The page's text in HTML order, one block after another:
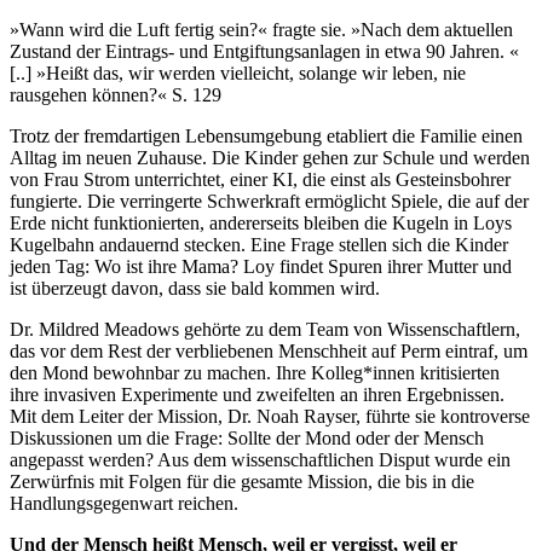
»Wann wird die Luft fertig sein?« fragte sie. »Nach dem aktuellen
Zustand der Eintrags- und Entgiftungsanlagen in etwa 90 Jahren. «
[..] »Heißt das, wir werden vielleicht, solange wir leben, nie
rausgehen können?« S. 129
Trotz der fremdartigen Lebensumgebung etabliert die Familie einen
Alltag im neuen Zuhause. Die Kinder gehen zur Schule und werden
von Frau Strom unterrichtet, einer KI, die einst als Gesteinsbohrer
fungierte. Die verringerte Schwerkraft ermöglicht Spiele, die auf der
Erde nicht funktionierten, andererseits bleiben die Kugeln in Loys
Kugelbahn andauernd stecken. Eine Frage stellen sich die Kinder
jeden Tag: Wo ist ihre Mama? Loy findet Spuren ihrer Mutter und
ist überzeugt davon, dass sie bald kommen wird.
Dr. Mildred Meadows gehörte zu dem Team von Wissenschaftlern,
das vor dem Rest der verbliebenen Menschheit auf Perm eintraf, um
den Mond bewohnbar zu machen. Ihre Kolleg*innen kritisierten
ihre invasiven Experimente und zweifelten an ihren Ergebnissen.
Mit dem Leiter der Mission, Dr. Noah Rayser, führte sie kontroverse
Diskussionen um die Frage: Sollte der Mond oder der Mensch
angepasst werden? Aus dem wissenschaftlichen Disput wurde ein
Zerwürfnis mit Folgen für die gesamte Mission, die bis in die
Handlungsgegenwart reichen.
Und der Mensch heißt Mensch, weil er vergisst, weil er